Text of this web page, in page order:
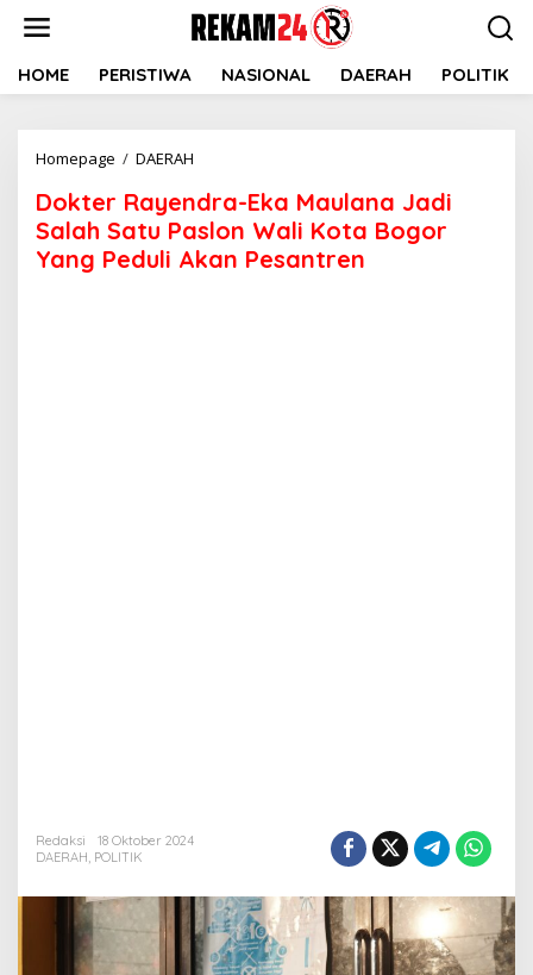
HOME PERISTIWA NASIONAL DAERAH POLITIK
Homepage / DAERAH
Eka
Maulana
Jadi
Salah
Dokter Rayendra-Eka Maulana Jadi
Salah Satu Paslon Wali Kota Bogor
Yang Peduli Akan Pesantren
Redaksi
18 Oktober 2024
DAERAH, POLITIK